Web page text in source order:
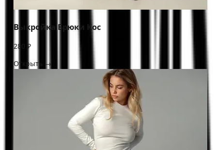
Выкройка Брюки Кос
280 ₽
Открыть →